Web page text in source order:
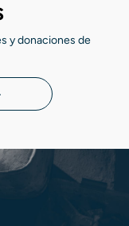
y donaciones de